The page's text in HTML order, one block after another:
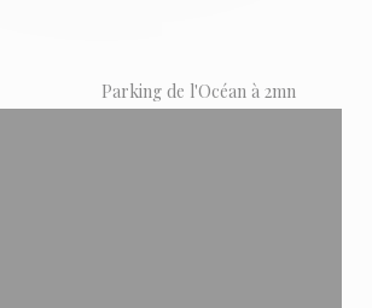
Parking de l'Océan à 2mn